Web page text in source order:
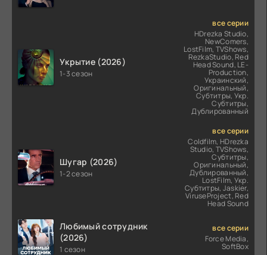
Укрытие (2026)
1-3 сезон
все серии
HDrezka Studio,
NewComers,
LostFilm, TVShows,
RezkaStudio, Red
Head Sound, LE-
Production,
Украинский,
Оригинальный,
Субтитры, Укр.
Субтитры,
Дублированный
Шугар (2026)
1-2 сезон
все серии
Coldfilm, HDrezka
Studio, TVShows,
Субтитры,
Оригинальный,
Дублированный,
LostFilm, Укр.
Субтитры, Jaskier,
ViruseProject, Red
Head Sound
Любимый сотрудник
(2026)
1 сезон
все серии
Force Media,
SoftBox